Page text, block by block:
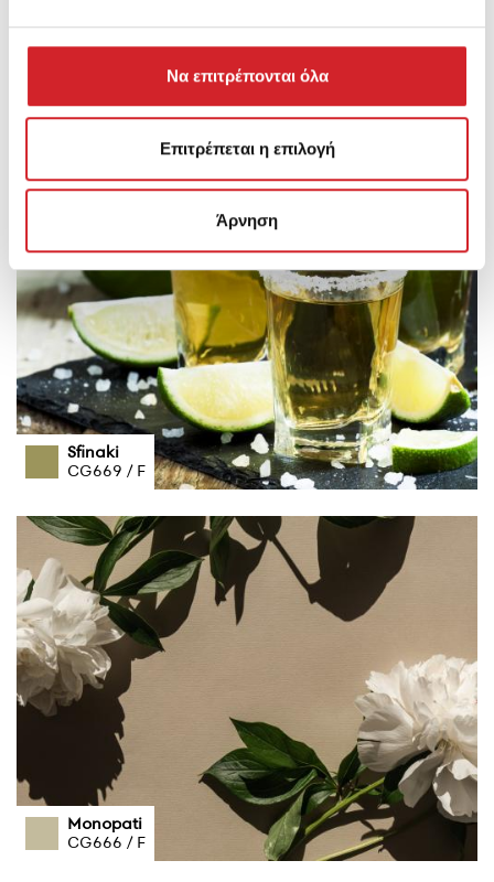
Να επιτρέπονται όλα
Επιτρέπεται η επιλογή
Άρνηση
Sfinaki
CG669 / F
Monopati
CG666 / F